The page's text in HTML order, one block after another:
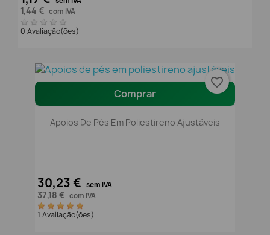
1,44 € com IVA
0 Avaliação(ões)
Comprar
Apoios De Pés Em Poliestireno Ajustáveis
30,23 € sem IVA
37,18 € com IVA
1 Avaliação(ões)
favorite_border